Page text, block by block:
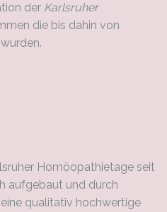
der Karlsruher
die bis dahin von
Homöopathietage seit
aufgebaut und durch
qualitativ hochwertige